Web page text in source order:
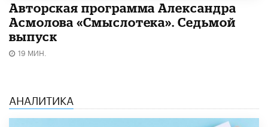
Авторская программа Александра
Асмолова «Смыслотека». Седьмой
выпуск
19 МИН.
АНАЛИТИКА